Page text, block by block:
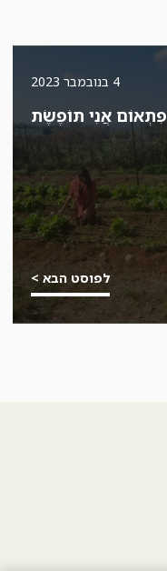
4 בנובמבר 2023
פִּתְאוֹם אֲנִי תּוֹפֶשֶׂת
לפוסט הבא >